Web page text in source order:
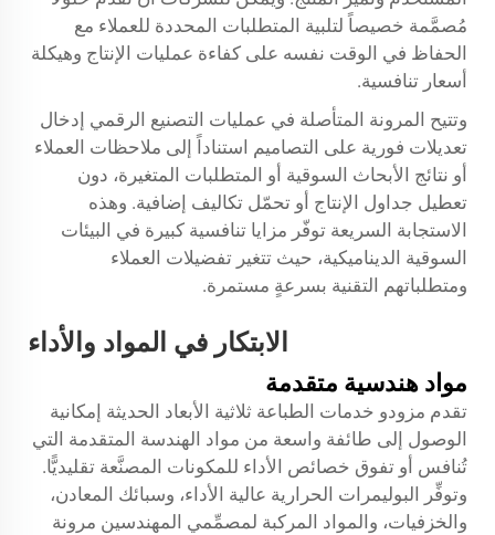
مُصمَّمة خصيصاً لتلبية المتطلبات المحددة للعملاء مع
الحفاظ في الوقت نفسه على كفاءة عمليات الإنتاج وهيكلة
أسعار تنافسية.
وتتيح المرونة المتأصلة في عمليات التصنيع الرقمي إدخال
تعديلات فورية على التصاميم استناداً إلى ملاحظات العملاء
أو نتائج الأبحاث السوقية أو المتطلبات المتغيرة، دون
تعطيل جداول الإنتاج أو تحمّل تكاليف إضافية. وهذه
الاستجابة السريعة توفّر مزايا تنافسية كبيرة في البيئات
السوقية الديناميكية، حيث تتغير تفضيلات العملاء
ومتطلباتهم التقنية بسرعةٍ مستمرة.
الابتكار في المواد والأداء
مواد هندسية متقدمة
تقدم مزودو خدمات الطباعة ثلاثية الأبعاد الحديثة إمكانية
الوصول إلى طائفة واسعة من مواد الهندسة المتقدمة التي
تُنافس أو تفوق خصائص الأداء للمكونات المصنَّعة تقليديًّا.
وتوفِّر البوليمرات الحرارية عالية الأداء، وسبائك المعادن،
والخزفيات، والمواد المركبة لمصمِّمي المهندسين مرونة